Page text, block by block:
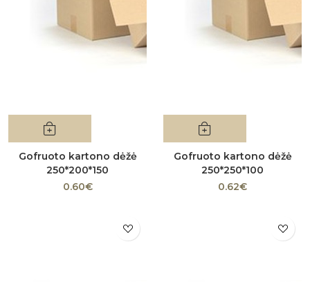
Gofruoto kartono dėžė
250*200*150
0.60€
Gofruoto kartono dėžė
250*250*100
0.62€